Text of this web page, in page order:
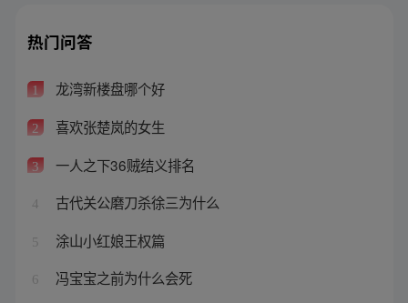
热门问答
1 龙湾新楼盘哪个好
2 喜欢张楚岚的女生
3 一人之下36贼结义排名
4 古代关公磨刀杀徐三为什么
5 涂山小红娘王权篇
6 冯宝宝之前为什么会死